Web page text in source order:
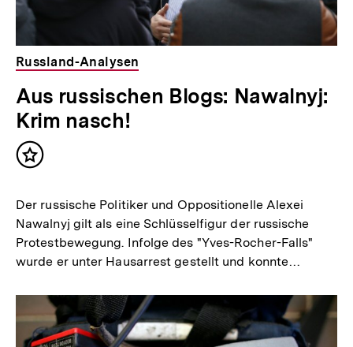
Russland-Analysen
Aus russischen Blogs: Nawalnyj:
Krim nasch!
Inhalt
Der russische Politiker und Oppositionelle Alexei
Nawalnyj gilt als eine Schlüsselfigur der russische
Protestbewegung. Infolge des "Yves-Rocher-Falls"
wurde er unter Hausarrest gestellt und konnte…